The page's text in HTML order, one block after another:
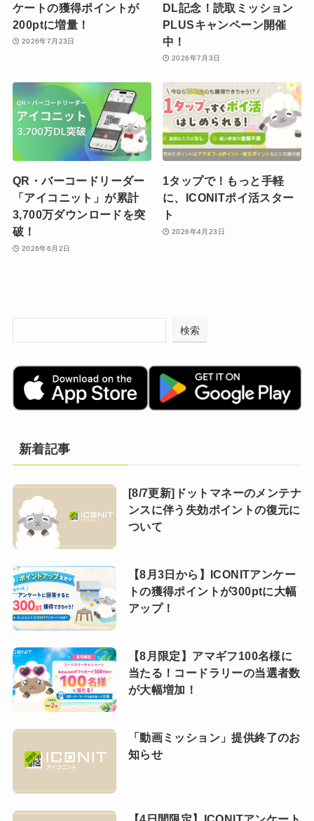
ケートの獲得ポイントが
200ptに増量！
2026年7月23日
DL記念！読取ミッション
PLUSキャンペーン開催
中！
2026年7月3日
QR・バーコードリーダー
「アイコニット」が累計
3,700万ダウンロードを突
破！
2026年6月2日
1タップで！もっと手軽
に、ICONITポイ活スター
ト
2026年4月23日
検索
新着記事
[8/7更新]ドットマネーのメンテナ
ンスに伴う失効ポイントの復元に
ついて
【8月3日から】ICONITアンケー
トの獲得ポイントが300ptに大幅
アップ！
【8月限定】アマギフ100名様に
当たる！コードラリーの当選者数
が大幅増加！
「動画ミッション」提供終了のお
知らせ